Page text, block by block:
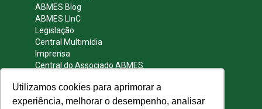
Utilizamos cookies para aprimorar a
experiência, melhorar o desempenho, analisar
ABMES Blog
ABMES LInC
Legislação
Central Multimídia
Imprensa
Central do Associado ABMES